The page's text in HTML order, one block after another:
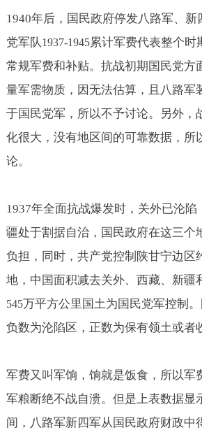
1940年后，国民政府停发八路军、新
党军队 1937-1945累计军费代表整个时
常规军费和补贴。抗战初期国民党方
量军需物质，因无法估算，且八路军
于国民党军，所以不予讨论。另外，
化很大，没有地区间的可靠数据，所
论。
1937年全面抗战爆发时，关外已沦陷
疆处于割据自治，国民政府在这三个
负担，同时，共产党控制陕甘宁边区
地，中国面积减去关外、西藏、新疆
545万平方公里国土为国民党军控制
负数为沦陷区，正数为保有领土或者
军费又叫军饷，饷就是饭食，所以军
军粮断绝不战自溃。但是上表数据显
间，八路军新四军从国民政府财政中